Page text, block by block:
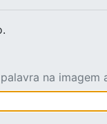
na imagem